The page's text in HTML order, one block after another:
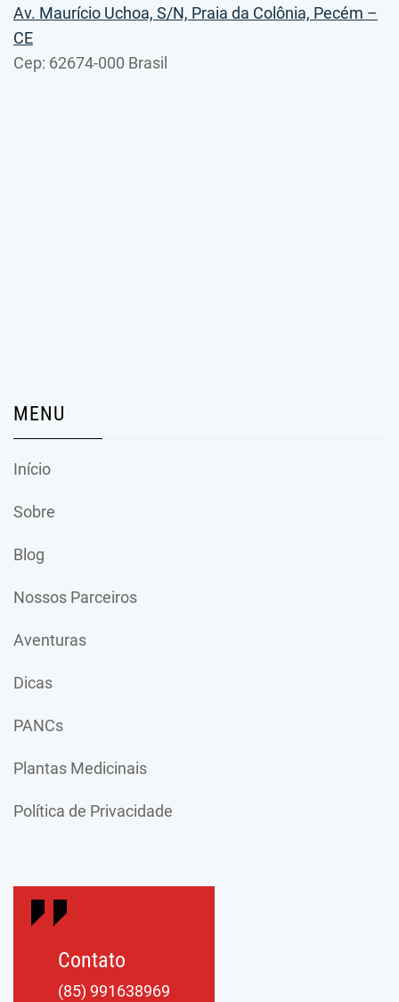
Av. Maurício Uchoa, S/N, Praia da Colônia, Pecém –
CE
Cep: 62674-000 Brasil
MENU
Início
Sobre
Blog
Nossos Parceiros
Aventuras
Dicas
PANCs
Plantas Medicinais
Política de Privacidade
Contato
(85) 991638969